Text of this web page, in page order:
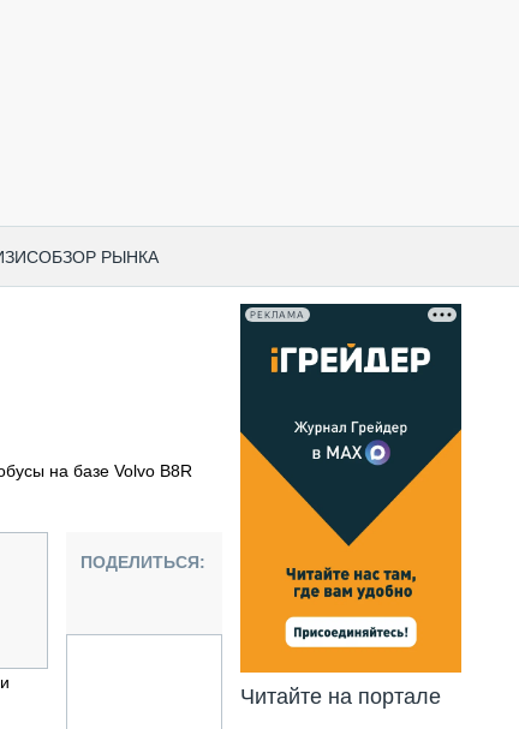
ОБЗОР РЫНКА
ТЕХНИКА
ТРАНСПОРТ
ТЕХНИКА
на базе Volvo B8R
ПОДЕЛИТЬСЯ:
РЕКЛАМА
Читайте на портале